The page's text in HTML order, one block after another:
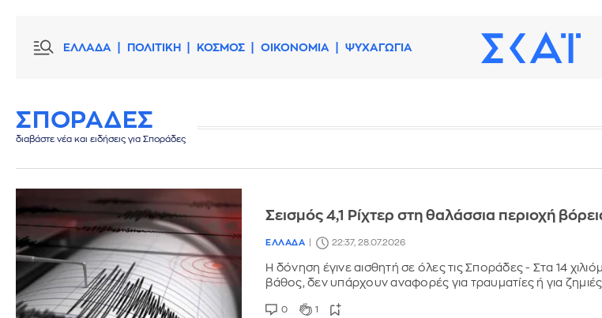
ΕΛΛΑΔΑ ΠΟΛΙΤΙΚΗ ΚΟΣΜΟΣ ΟΙΚΟΝΟΜΙΑ ΨΥΧΑΓΩΓΙΑ
ΣΠΟΡΑΔΕΣ
διαβάστε νέα και ειδήσεις για Σποράδες
Σεισμός 4,1 Ρίχτερ στη θαλάσσια περιοχή
ΕΛΛΑΔΑ 22:37, 28.07.2026
Η δόνηση έγινε αισθητή σε όλες τις Σποράδες - Στα 14
βάθος, δεν υπάρχουν αναφορές για τραυματίες ή για ζημιές
0 1